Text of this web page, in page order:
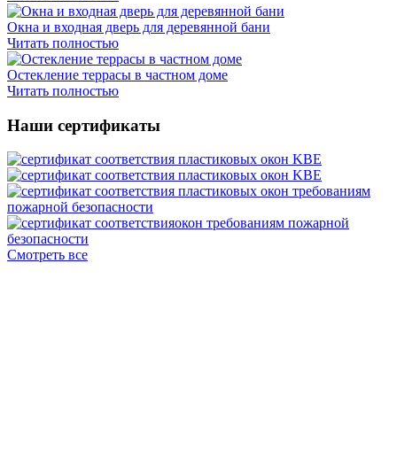
Окна и входная дверь для деревянной бани
Читать полностью
Остекление террасы в частном доме
Читать полностью
Наши сертификаты
Смотреть все